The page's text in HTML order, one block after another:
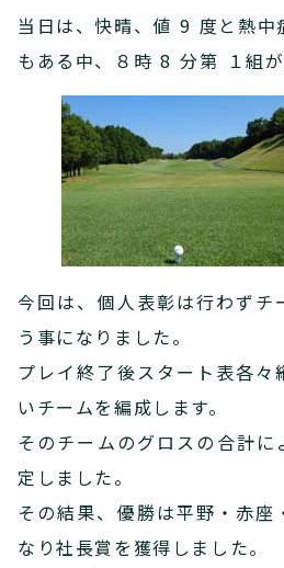
当日は、快晴、値 9 度と熱中
もある中、８時 8 分第 １組が
今回は、個人表彰は行わずチ
う事になりました。
プレイ終了後スタート表各
いチームを編成します。
そのチームのグロスの合計に
定しました。
その結果、優勝は平野・赤座
なり社長賞を獲得しました。